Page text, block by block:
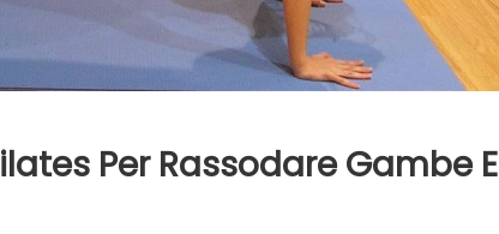
Per Rassodare Gambe E